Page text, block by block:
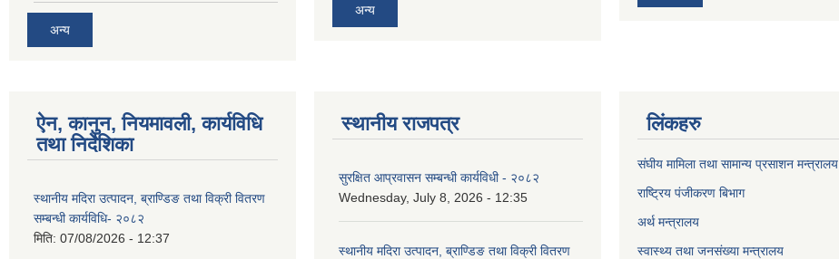
अन्य
अन्य
ऐन, कानुन, नियमावली, कार्यविधि
तथा निर्देशिका
स्थानीय मदिरा उत्पादन, ब्राण्डिङ तथा विक्री वितरण
सम्बन्धी कार्यविधि- २०८२
मिति: 07/08/2026 - 12:37
स्थानीय राजपत्र
सुरक्षित आप्रवासन सम्बन्धी कार्यविधी - २०८२
Wednesday, July 8, 2026 - 12:35
स्थानीय मदिरा उत्पादन, ब्राण्डिङ तथा विक्री वितरण
लिंकहरु
संघीय मामिला तथा सामान्य प्रसाशन मन्त्रालय
राष्ट्रिय पंजीकरण बिभाग
अर्थ मन्त्रालय
स्वास्थ्य तथा जनसंख्या मन्त्रालय